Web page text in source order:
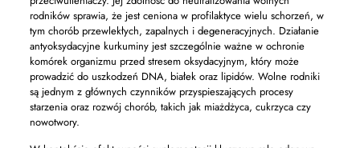
rodników sprawia, że jest ceniona w profilaktyce wielu schorzeń, w
tym chorób przewlekłych, zapalnych i degeneracyjnych. Działanie
antyoksydacyjne kurkuminy jest szczególnie ważne w ochronie
komórek organizmu przed stresem oksydacyjnym, który może
prowadzić do uszkodzeń DNA, białek oraz lipidów. Wolne rodniki
są jednym z głównych czynników przyspieszających procesy
starzenia oraz rozwój chorób, takich jak miażdżyca, cukrzyca czy
nowotwory.